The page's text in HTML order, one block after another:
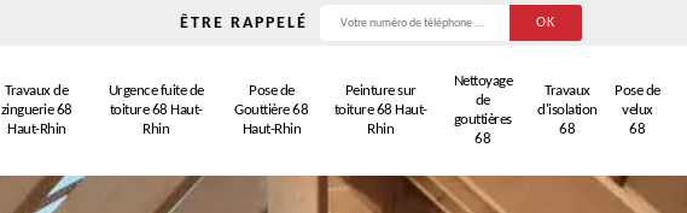
ÊTRE RAPPELÉ
Travaux de
zinguerie 68
Haut-Rhin
Urgence fuite de
toiture 68 Haut-
Rhin
Pose de
Gouttière 68
Haut-Rhin
Peinture sur
toiture 68 Haut-
Rhin
Nettoyage
de
gouttières
68
Travaux
d'isolation
68
Pose de
velux
68